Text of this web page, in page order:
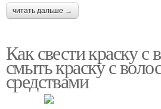
читать дальше →
Как свести краску с
смыть краску с
средствами